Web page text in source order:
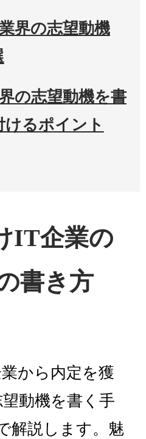
界の志望動機
の志望動機を書
けるポイント
IT企業の
書き方
から内定を獲
動機を書く手
解説します。魅